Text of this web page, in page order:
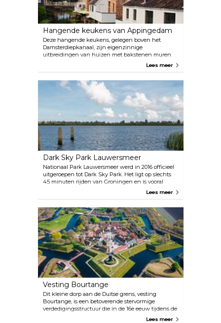
Hangende keukens van Appingedam
Deze hangende keukens, gelegen boven het
Damsterdiepkanaal, zijn eigenzinnige
uitbreidingen van huizen met bakstenen muren
die dateren uit de middeleeuwen. Deze unieke
voor een charmant gezicht tijdens een wandeling
door de stad Appingedam. Bezoek café Aan Tafel
tegenover deze huizen en geniet van een high tea
of snack met uitzicht op deze architecturale
pareltjes.
Lees meer
Dark Sky Park Lauwersmeer
Nationaal Park Lauwersmeer werd in 2016 officieel
uitgeroepen tot Dark Sky Park. Het ligt op slechts
45 minuten rijden van Groningen en is vooral
bekend om zijn rijke vogelleven en de populaire
Als één van de meer dan 40 Dark Sky Parks
wereldwijd, en de tweede in het land na
Boschplaat, belooft het de mogelijkheid om
nachtdieren, sterrenbeelden en, in zeldzame
gevallen, zelfs het noorderlicht te zien.
Lees meer
Vesting Bourtange
Dit kleine dorp aan de Duitse grens, vesting
Bourtange, is een betoverende stervormige
verdedigingsstructuur die in de 16e eeuw tijdens de
Tachtigjarige Oorlog werd voltooid. Slenter door de
Lees meer